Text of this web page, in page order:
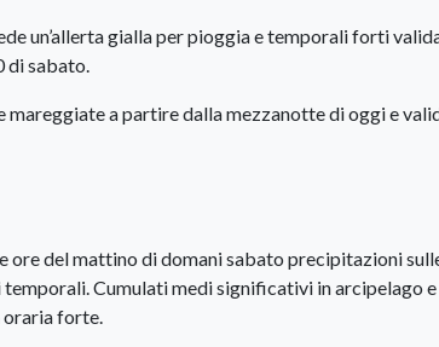
un’allerta gialla per pioggia e temporali forti
di sabato.
mareggiate a partire dalla mezzanotte di oggi e
ore del mattino di domani sabato precipitazioni
Cumulati medi significativi in arcipelago
forte.